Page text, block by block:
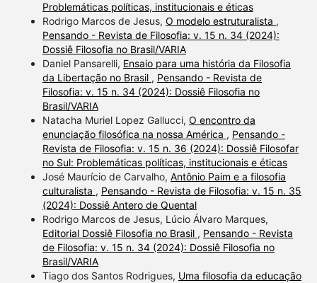
Problemáticas políticas, institucionais e éticas
Rodrigo Marcos de Jesus, O modelo estruturalista ,
Pensando - Revista de Filosofia: v. 15 n. 34 (2024):
Dossiê Filosofia no Brasil/VARIA
Daniel Pansarelli, Ensaio para uma história da Filosofia
da Libertação no Brasil , Pensando - Revista de
Filosofia: v. 15 n. 34 (2024): Dossiê Filosofia no
Brasil/VARIA
Natacha Muriel Lopez Gallucci, O encontro da
enunciação filosófica na nossa América , Pensando -
Revista de Filosofia: v. 15 n. 36 (2024): Dossiê Filosofar
no Sul: Problemáticas políticas, institucionais e éticas
José Maurício de Carvalho, Antônio Paim e a filosofia
culturalista , Pensando - Revista de Filosofia: v. 15 n. 35
(2024): Dossiê Antero de Quental
Rodrigo Marcos de Jesus, Lúcio Álvaro Marques,
Editorial Dossiê Filosofia no Brasil , Pensando - Revista
de Filosofia: v. 15 n. 34 (2024): Dossiê Filosofia no
Brasil/VARIA
Tiago dos Santos Rodrigues, Uma filosofia da educação